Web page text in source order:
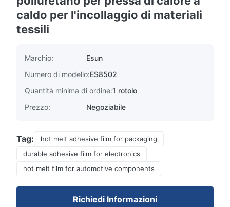
caldo per l'incollaggio di materiali
tessili
Marchio:
Esun
Numero di modello:ES8502
Quantità minima di ordine:1 rotolo
Prezzo:
Negoziabile
Tag:
hot melt adhesive film for packaging
durable adhesive film for electronics
hot melt film for automotive components
Richiedi Informazioni